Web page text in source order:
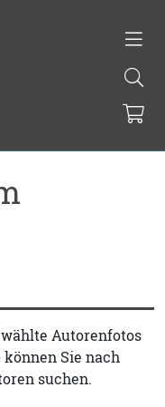
Autorenfotos
Sie nach
suchen.